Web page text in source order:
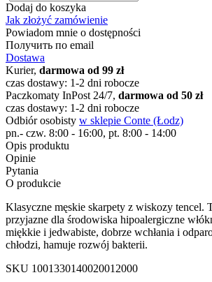
Dodaj do koszyka
Jak złożyć zamówienie
Powiadom mnie o dostępności
Получить по email
Dostawa
Kurier, darmowa od 99 zł
czas dostawy: 1-2 dni robocze
Paczkomaty InPost 24/7, darmowa od 50 zł
czas dostawy: 1-2 dni robocze
Odbiór osobisty w sklepie Conte (Łodz)
pn.- czw. 8:00 - 16:00, pt. 8:00 - 14:00
Opis produktu
Opinie
Pytania
O produkcie
Klasyczne męskie skarpety z wiskozy tencel.
przyjazne dla środowiska hipoalergiczne
miękkie i jedwabiste, dobrze wchłania i
chłodzi, hamuje rozwój bakterii.
SKU 1001330140020012000